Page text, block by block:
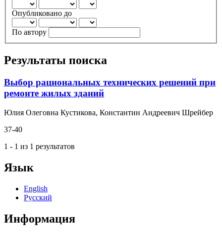
Опубликовано до
По автору
Результаты поиска
Выбор рациональных технических решений при
ремонте жилых зданий
Юлия Олеговна Кустикова, Константин Андреевич Шрейбер
37-40
1 - 1 из 1 результатов
Язык
English
Русский
Информация